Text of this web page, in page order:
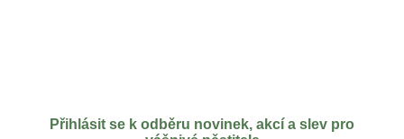
Přihlásit se k odběru novinek, akcí a slev pro